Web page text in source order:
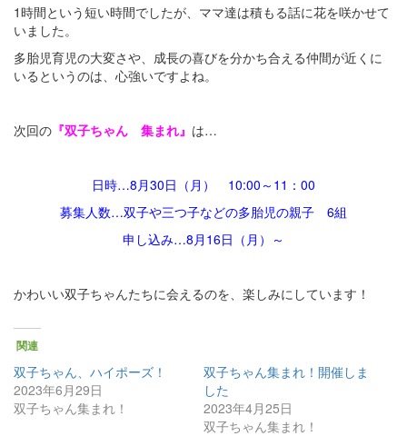
1時間という短い時間でしたが、ママ達は積もる話に花を咲かせて
いました。
多胎児育児の大変さや、成長の喜びを分かち合える仲間が近くに
いるというのは、心強いですよね。
次回の 『双子ちゃん 集まれ』 は…
日時…8月30日（月） 10:00～11：00
募集人数…双子や三つ子などの多胎児の親子 6組
申し込み…8月16日（月）～
かわいい双子ちゃんたちに会えるのを、楽しみにしています！
関連
双子ちゃん、ハイポーズ！
2023年6月29日
双子ちゃん集まれ！
双子ちゃん集まれ！開催しま
した
2023年4月25日
双子ちゃん集まれ！